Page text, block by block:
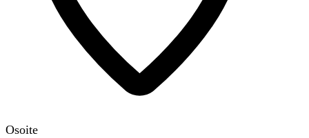
Osoite